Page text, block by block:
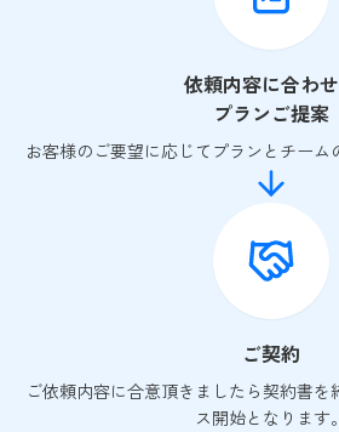
依頼内容に合わ
プランご提案
お客様のご要望に応じてプランとチーム
ご契約
ご依頼内容に合意頂きましたら契約書
ス開始となります。